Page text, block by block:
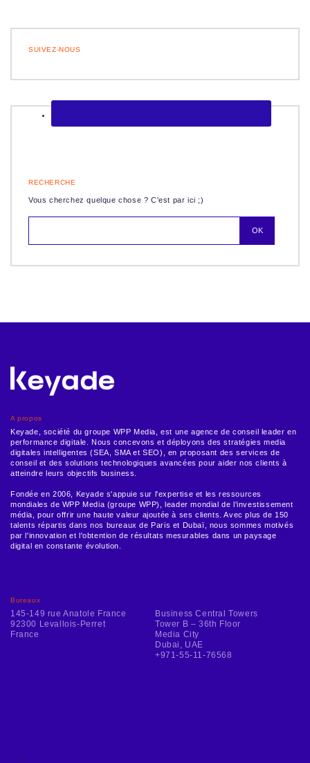
SUIVEZ-NOUS
RECHERCHE
Vous cherchez quelque chose ? C'est par ici ;)
Bureaux
145-149 rue Anatole France
92300 Levallois-Perret
France
Business Central Towers
Tower B – 36th Floor
Media City
Dubai, UAE
+971-55-11-76568
A propos
Keyade, société du groupe WPP Media, est une agence de conseil leader en
performance digitale. Nous concevons et déployons des stratégies media
digitales intelligentes (SEA, SMA et SEO), en proposant des services de
conseil et des solutions technologiques avancées pour aider nos clients à
atteindre leurs objectifs business.
Fondée en 2006, Keyade s'appuie sur l'expertise et les ressources
mondiales de WPP Media (groupe WPP), leader mondial de l'investissement
média, pour offrir une haute valeur ajoutée à ses clients. Avec plus de 150
talents répartis dans nos bureaux de Paris et Dubaï, nous sommes motivés
par l'innovation et l'obtention de résultats mesurables dans un paysage
digital en constante évolution.